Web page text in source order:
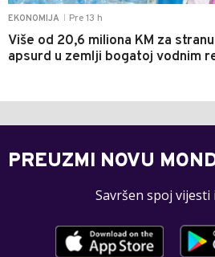
EKONOMIJA Pre 13 h
Više od 20,6 miliona KM za
apsurd u zemlji bogatoj vodnim
PREUZMI NOVU
Savršen spoj vijesti